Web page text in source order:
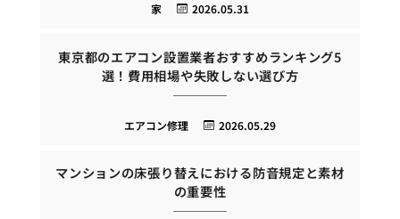
2026.05.31
家
東京都のエアコン設置業者おすすめランキング5
選！費用相場や失敗しない選び方
2026.05.29
エアコン修理
マンションの床張り替えにおける防音規定と素材
の重要性